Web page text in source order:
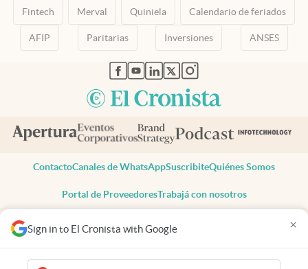
Sign in to El Cronista with Google ×
Fintech Merval Quiniela Calendario de feriados
AFIP Paritarias Inversiones ANSES
abre en nueva pestaña
abre en nueva pestaña
abre en nueva pestaña
abre en nueva pestaña
abre en nueva pestaña
ContactoCanales de WhatsAppSuscribiteQuiénes Somos
Portal de ProveedoresTrabajá con nosotros
Todos los derechos reservados
Privacidad